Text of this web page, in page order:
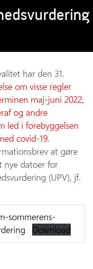
har den 31.
om visse regler
maj-juni 2022,
og andre
led i forebyggelsen
covid-19.
at gøre
nye datoer for
(UPV), jf.
sommerens-
Download